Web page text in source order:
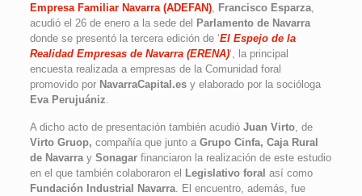
Empresa Familiar Navarra (ADEFAN), Francisco Esparza,
acudió el 26 de enero a la sede del Parlamento de Navarra
donde se presentó la tercera edición de ‘El Espejo de la
Realidad Empresas de Navarra (ERENA)‘, la principal
encuesta realizada a empresas de la Comunidad foral
promovido por NavarraCapital.esy elaborado por la socióloga
Eva Perujuániz.
A dicho acto de presentación también acudió Juan Virto, de
Virto Gruop, compañía que junto a Grupo Cinfa, Caja Rural
de Navarray Sonagarfinanciaron la realización de este estudio
en el que también colaboraron el Legislativo foral así como
Fundación Industrial Navarra. El encuentro, además, fue